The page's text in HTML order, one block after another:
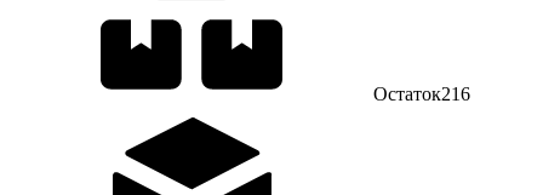
Остаток216